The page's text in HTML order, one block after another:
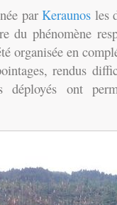
par Keraunos les
phénomène
organisée en
rendus
déployés ont